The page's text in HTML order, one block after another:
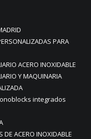
PARA
ACERO INOXIDABLE
Y MAQUINARIA
integrados
DE ACERO INOXIDABLE